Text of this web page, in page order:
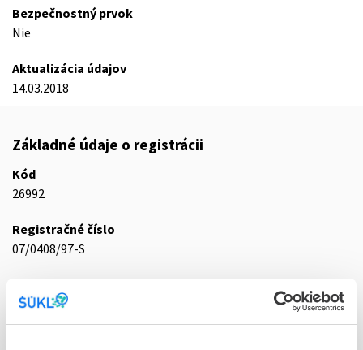
Bezpečnostný prvok
Nie
Aktualizácia údajov
14.03.2018
Základné údaje o registrácii
Kód
26992
Registračné číslo
07/0408/97-S
sup 10x250 mg (strip PVC/PE)